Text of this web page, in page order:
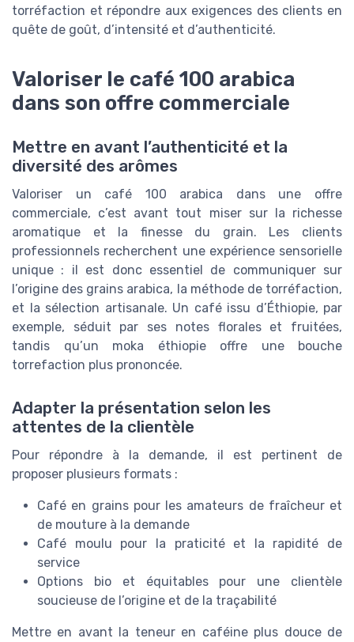
torréfaction et répondre aux exigences des clients en
quête de goût, d’intensité et d’authenticité.
Valoriser le café 100 arabica
dans son offre commerciale
Mettre en avant l’authenticité et la
diversité des arômes
Valoriser un café 100 arabica dans une offre
commerciale, c’est avant tout miser sur la richesse
aromatique et la finesse du grain. Les clients
professionnels recherchent une expérience sensorielle
unique : il est donc essentiel de communiquer sur
l’origine des grains arabica, la méthode de torréfaction,
et la sélection artisanale. Un café issu d’Éthiopie, par
exemple, séduit par ses notes florales et fruitées,
tandis qu’un moka éthiopie offre une bouche
torrefaction plus prononcée.
Adapter la présentation selon les
attentes de la clientèle
Pour répondre à la demande, il est pertinent de
proposer plusieurs formats :
Café en grains pour les amateurs de fraîcheur et
de mouture à la demande
Café moulu pour la praticité et la rapidité de
service
Options bio et équitables pour une clientèle
soucieuse de l’origine et de la traçabilité
Mettre en avant la teneur en caféine plus douce de